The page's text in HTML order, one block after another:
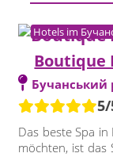
Hotels im
Boutique
Бучанський
Das beste Spa in
möchten, ist das